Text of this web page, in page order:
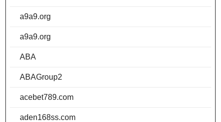
a9a9.org
a9a9.org
ABA
ABAGroup2
acebet789.com
aden168ss.com